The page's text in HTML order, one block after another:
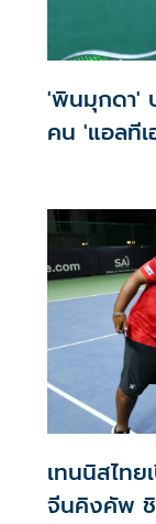
'พินมุกดา'
คน 'แอลทีเ
เทนนิสไท
จีนคิงคัพ